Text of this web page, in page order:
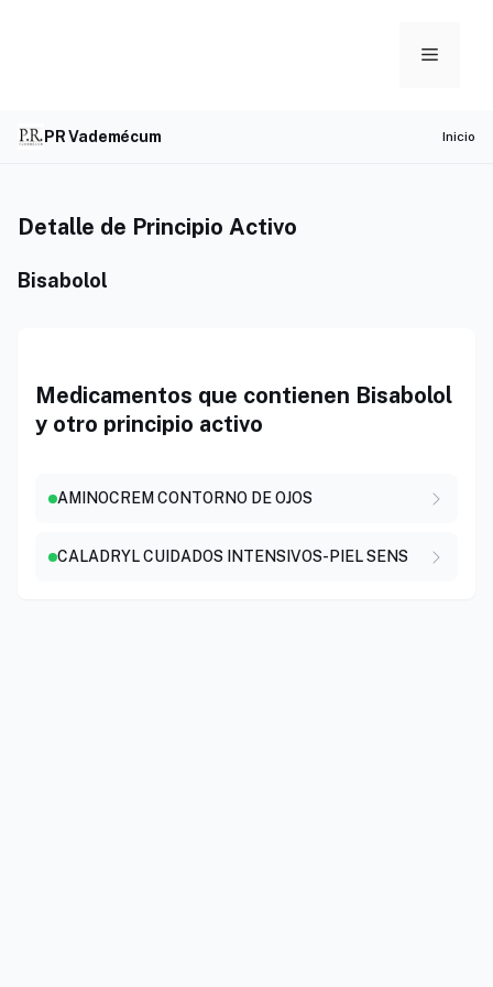
Menu
PR Vademécum Inicio
Detalle de Principio Activo
Bisabolol
Medicamentos que contienen Bisabolol
y otro principio activo
AMINOCREM CONTORNO DE OJOS
CALADRYL CUIDADOS INTENSIVOS-PIEL SENS